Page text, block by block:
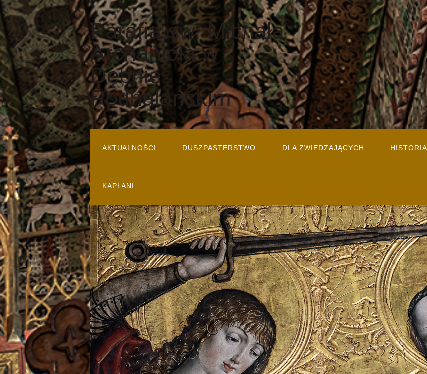
Parafia św. Michała
Archanioła w
Dębnie
Podhalańskim
AKTUALNOŚCI DUSZPASTERSTWO DLA ZWIEDZAJĄCYCH HISTORIA
KAPŁANI